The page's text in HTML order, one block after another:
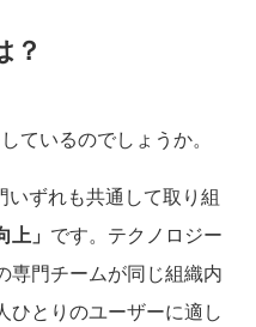
？
ているのでしょうか。
ずれも共通して取り組
上」 です。テクノロジー
専門チームが同じ組織内
ひとりのユーザーに適し